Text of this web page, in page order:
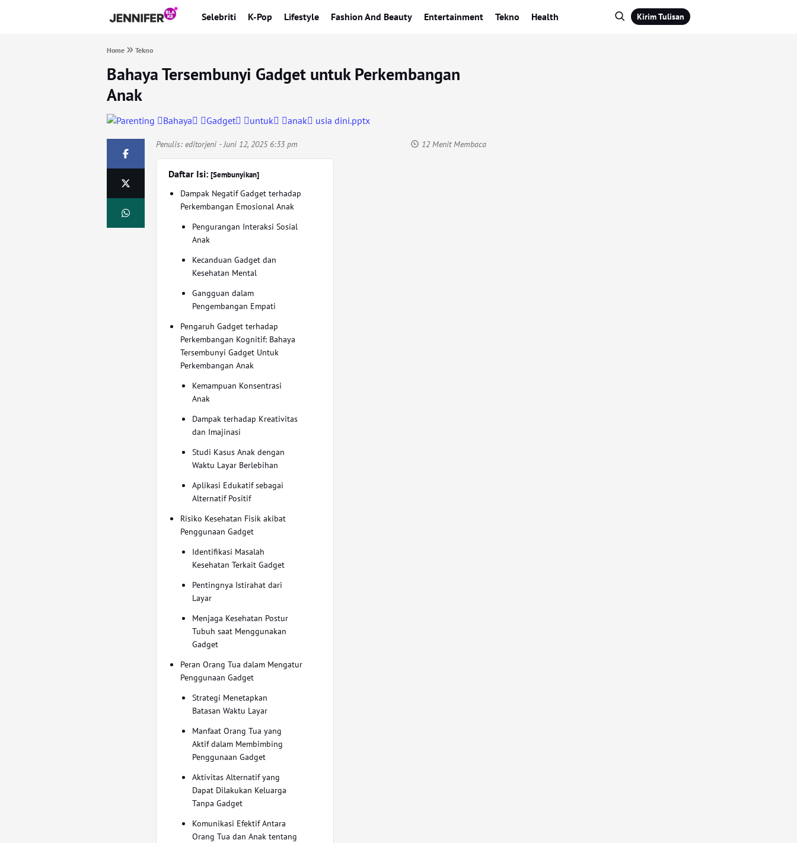
Selebriti K-Pop Lifestyle Fashion And Beauty Entertainment Tekno Health Kirim Tulisan
Home Tekno
Bahaya Tersembunyi Gadget untuk Perkembangan
Anak
Penulis:editorjeni - Juni 12, 2025 6:33 pm 12 Menit Membaca
Daftar Isi:[Sembunyikan]
Dampak Negatif Gadget terhadap
Perkembangan Emosional Anak
Pengurangan Interaksi Sosial
Anak
Kecanduan Gadget dan
Kesehatan Mental
Gangguan dalam
Pengembangan Empati
Pengaruh Gadget terhadap
Perkembangan Kognitif: Bahaya
Tersembunyi Gadget Untuk
Perkembangan Anak
Kemampuan Konsentrasi
Anak
Dampak terhadap Kreativitas
dan Imajinasi
Studi Kasus Anak dengan
Waktu Layar Berlebihan
Aplikasi Edukatif sebagai
Alternatif Positif
Risiko Kesehatan Fisik akibat
Penggunaan Gadget
Identifikasi Masalah
Kesehatan Terkait Gadget
Pentingnya Istirahat dari
Layar
Menjaga Kesehatan Postur
Tubuh saat Menggunakan
Gadget
Peran Orang Tua dalam Mengatur
Penggunaan Gadget
Strategi Menetapkan
Batasan Waktu Layar
Manfaat Orang Tua yang
Aktif dalam Membimbing
Penggunaan Gadget
Aktivitas Alternatif yang
Dapat Dilakukan Keluarga
Tanpa Gadget
Komunikasi Efektif Antara
Orang Tua dan Anak tentang